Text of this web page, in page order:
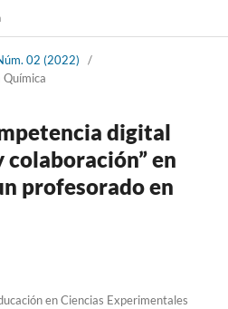
02 (2022)
/
Química
digital
colaboración” en
profesorado en
en Ciencias Experimentales